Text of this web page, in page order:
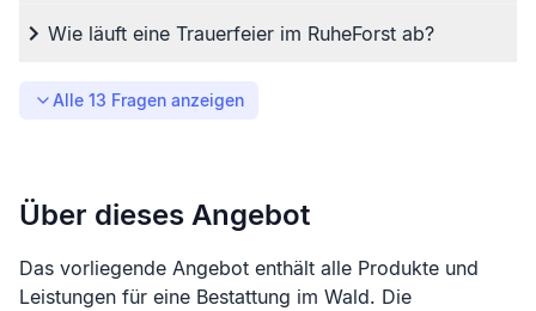
Wie läuft eine Trauerfeier im RuheForst ab?
Alle 13 Fragen anzeigen
Über dieses Angebot
Das vorliegende Angebot enthält alle Produkte und
Leistungen für eine Bestattung im Wald. Die